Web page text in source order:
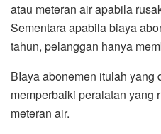
atau meteran air apabila
Sementara apabila biaya
tahun, pelanggan hanya
BIaya abonemen itulah yang
memperbaiki peralatan yang
meteran air.